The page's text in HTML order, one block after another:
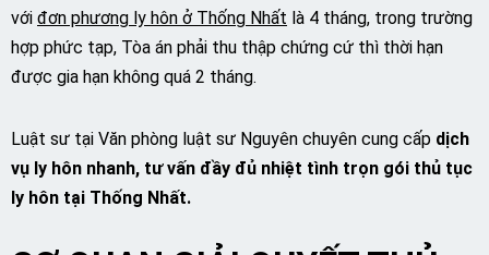
với đơn phương ly hôn ở Thống Nhất là 4 tháng, trong trường
hợp phức tạp, Tòa án phải thu thập chứng cứ thì thời hạn
được gia hạn không quá 2 tháng.
Luật sư tại Văn phòng luật sư Nguyên chuyên cung cấp dịch
vụ ly hôn nhanh, tư vấn đầy đủ nhiệt tình trọn gói thủ tục
ly hôn tại Thống Nhất.